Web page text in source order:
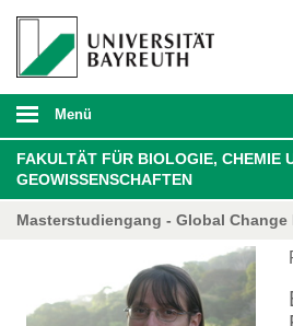
Menü
FAKULTÄT FÜR BIOLOGIE, CHEMIE
GEOWISSENSCHAFTEN
Masterstudiengang - Global Change